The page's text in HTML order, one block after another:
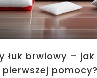
łuk brwiowy –
pierwszej pomocy?